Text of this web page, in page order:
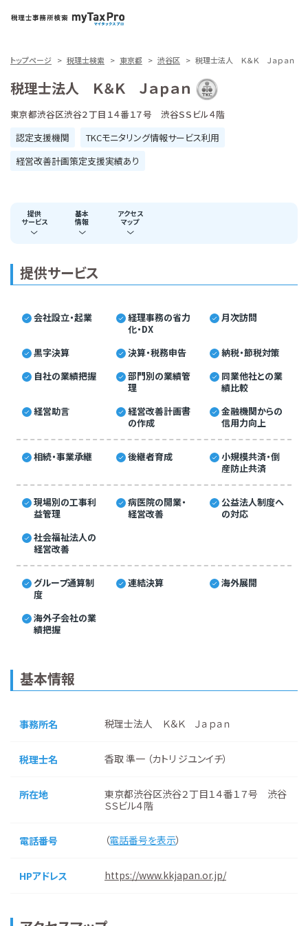
トップページ 税理士検索 東京都 渋谷区 税理士法人 Ｋ＆Ｋ Ｊａｐａｎ
税理士法人 Ｋ＆Ｋ Ｊａｐａｎ
東京都渋谷区渋谷２丁目１４番１７号 渋谷ＳＳビル４階
認定支援機関
TKCモニタリング情報サービス利用
経営改善計画策定支援実績あり
提供
サービス
基本
情報
アクセス
マップ
提供サービス
会社設立・起業
経理事務の省力
化・DX
月次訪問
黒字決算 決算・税務申告
納税・節税対策
自社の業績把握
部門別の業績管
理
同業他社との業
績比較
経営助言
経営改善計画書
の作成
金融機関からの
信用力向上
相続・事業承継 後継者育成
小規模共済・倒
産防止共済
現場別の工事利
益管理
病医院の開業・
経営改善
公益法人制度へ
の対応
社会福祉法人の
経営改善
グループ通算制
度
連結決算 海外展開
海外子会社の業
績把握
基本情報
事務所名 税理士法人 Ｋ＆Ｋ Ｊａｐａｎ
税理士名 香取 準一 （カトリ ジユンイチ）
所在地
東京都渋谷区渋谷２丁目１４番１７号 渋谷
ＳＳビル４階
電話番号 （電話番号を表示）
HPアドレス https://www.kkjapan.or.jp/